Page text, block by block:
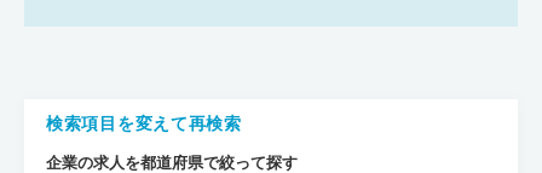
検索項目を変えて再検索
企業の求人を都道府県で絞って探す